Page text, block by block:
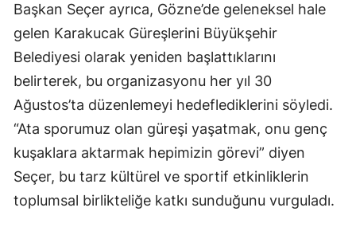
Başkan Seçer ayrıca, Gözne’de geleneksel hale
gelen Karakucak Güreşlerini Büyükşehir
Belediyesi olarak yeniden başlattıklarını
belirterek, bu organizasyonu her yıl 30
Ağustos’ta düzenlemeyi hedeflediklerini söyledi.
“Ata sporumuz olan güreşi yaşatmak, onu genç
kuşaklara aktarmak hepimizin görevi” diyen
Seçer, bu tarz kültürel ve sportif etkinliklerin
toplumsal birlikteliğe katkı sunduğunu vurguladı.